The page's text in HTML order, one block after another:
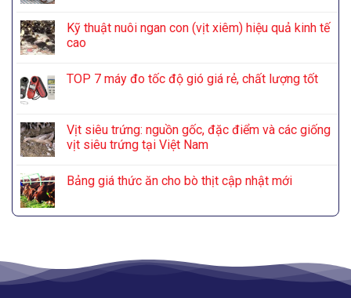
Kỹ thuật nuôi ngan con (vịt xiêm) hiệu quả kinh tế
cao
TOP 7 máy đo tốc độ gió giá rẻ, chất lượng tốt
Vịt siêu trứng: nguồn gốc, đặc điểm và các giống
vịt siêu trứng tại Việt Nam
Bảng giá thức ăn cho bò thịt cập nhật mới